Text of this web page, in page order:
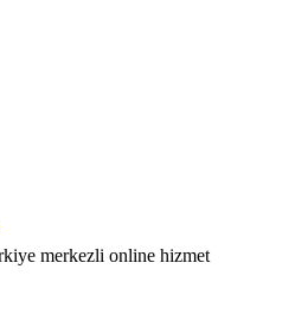
merkezli online hizmet